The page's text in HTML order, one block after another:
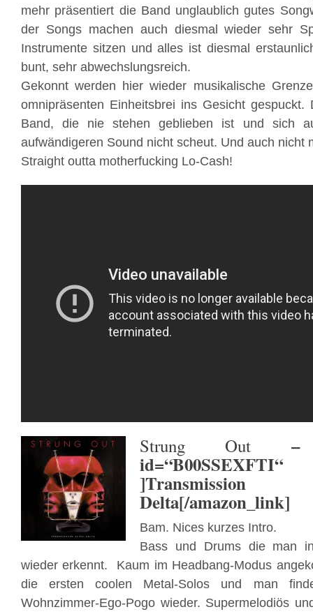
mehr präsentiert die Band unglaublich gutes
der Songs machen auch diesmal wieder sehr
Instrumente sitzen und alles ist diesmal
bunt, sehr abwechslungsreich.
Gekonnt werden hier wieder musikalische
omnipräsenten Einheitsbrei ins Gesicht gespuckt.
Band, die nie stehen geblieben ist und sich
aufwändigeren Sound nicht scheut. Und auch nicht
Straight outta motherfucking Lo-Cash!
Strung Out –
id=“B00SSEXFTI“
Delta[/amazon_link]
Bam. Nices kurzes Intro.
Bass und Drums die man
wieder erkennt. Kaum im Headbang-Modus
die ersten coolen Metal-Solos und man
Wohnzimmer-Ego-Pogo wieder. Supermelodiös